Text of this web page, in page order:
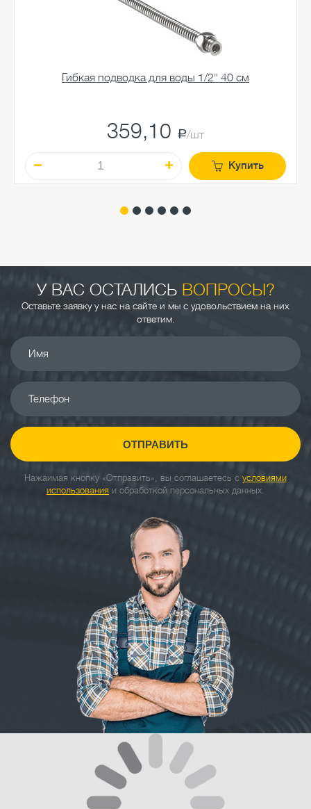
Гибкая подводка для воды 1/2" 40 см
359,10 a/шт
Купить
У ВАС ОСТАЛИСЬ ВОПРОСЫ?
Оставьте заявку у нас на сайте и мы с удовольствием на них
ответим.
Имя
Телефон
ОТПРАВИТЬ
Нажаимая кнопку «Отправить», вы соглашаетесь с условиями
использования и обработкой персональных данных.